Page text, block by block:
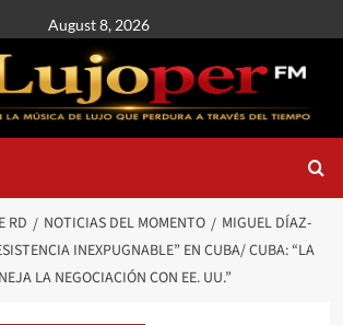
August 8, 2026
RD NOTICIAS DEL MOMENTO
MIGUEL DÍAZ-
INEXPUGNABLE” EN CUBA/ CUBA: “LA
LA NEGOCIACIÓN CON EE. UU.”